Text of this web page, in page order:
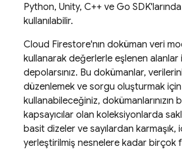
Python, Unity, C++ ve Go
kullanılabilir.
Cloud Firestore'nın doküman veri
kullanarak değerlerle eşlenen alanlar
depolarsınız. Bu dokümanlar,
düzenlemek ve sorgu oluşturmak için
kullanabileceğiniz, dokümanlarınızın
kapsayıcılar olan koleksiyonlarda
basit dizeler ve sayılardan karmaşık,
yerleştirilmiş nesnelere kadar birçok